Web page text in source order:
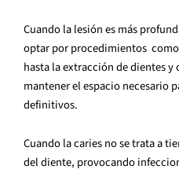
Cuando la lesión es más
optar por procedimientos
hasta la extracción de dientes
mantener el espacio necesario
definitivos.
Cuando la caries no se trata a
del diente, provocando